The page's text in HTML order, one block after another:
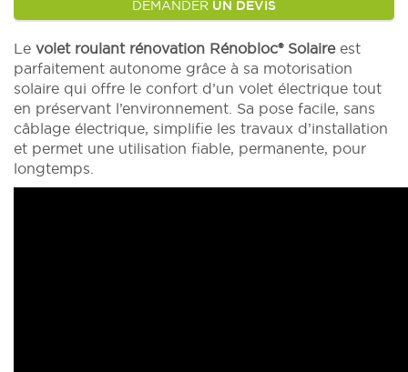
DEMANDER UN DEVIS
Le volet roulant rénovation Rénobloc® Solaire est
parfaitement autonome grâce à sa motorisation
solaire qui offre le confort d’un volet électrique tout
en préservant l’environnement. Sa pose facile, sans
câblage électrique, simplifie les travaux d’installation
et permet une utilisation fiable, permanente, pour
longtemps.